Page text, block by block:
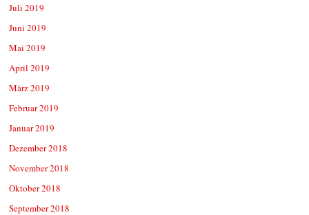
Juli 2019
Juni 2019
Mai 2019
April 2019
März 2019
Februar 2019
Januar 2019
Dezember 2018
November 2018
Oktober 2018
September 2018